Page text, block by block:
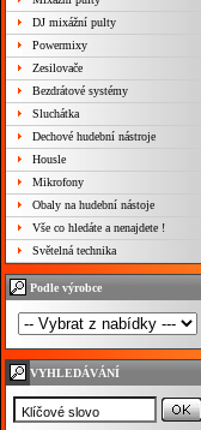
DJ mixážní pulty
Powermixy
Zesilovače
Bezdrátové systémy
Sluchátka
Dechové hudební nástroje
Housle
Mikrofony
Obaly na hudební nástoje
Vše co hledáte a nenajdete !
Světelná technika
Podle výrobce
VYHLEDÁVÁNÍ